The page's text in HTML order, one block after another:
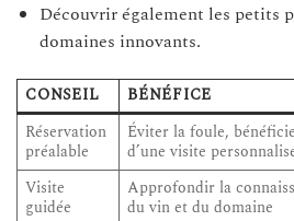
Découvrir également les petits
domaines innovants.
CONSEIL BÉNÉFICE
Réservation
préalable
Éviter la foule,
d’une visite
Visite
guidée
Approfondir la
du vin et du domaine